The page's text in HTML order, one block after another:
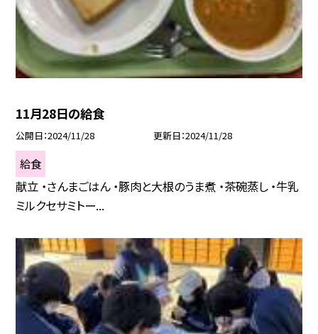
11月28日の給食
公開日 2024/11/28 更新日 2024/11/28
給食
献立 ・さんまごはん ・豚肉と大根のうま煮 ・茶碗蒸し ・牛乳
ミルクセサミトー...